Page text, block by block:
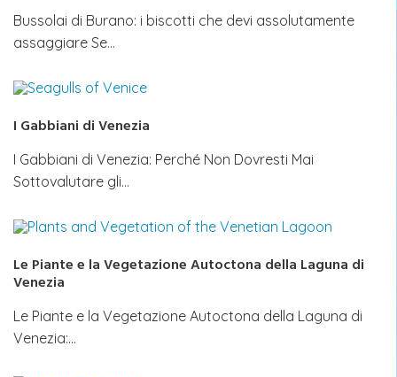
Bussolai di Burano: i biscotti che devi assolutamente
assaggiare Se…
I Gabbiani di Venezia
I Gabbiani di Venezia: Perché Non Dovresti Mai
Sottovalutare gli…
Le Piante e la Vegetazione Autoctona della Laguna di
Venezia
Le Piante e la Vegetazione Autoctona della Laguna di
Venezia:…